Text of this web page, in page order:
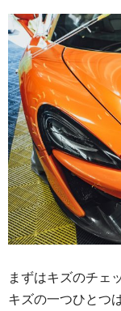
まずはキズのチェ
キズの一つひとつ